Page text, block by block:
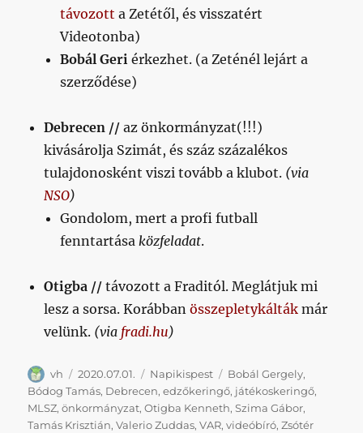
távozott a Zetétől, és visszatért
Videotonba)
Bobál Geri érkezhet. (a Zeténél lejárt a
szerződése)
Debrecen //az önkormányzat(!!!)
kivásárolja Szimát, és száz százalékos
tulajdonosként viszi tovább a klubot. (via
NSO)
Gondolom, mert a profi futball
fenntartásaközfeladat.
Otigba // távozott a Fraditól. Meglátjuk mi
lesz a sorsa. Korábbanösszepletykálták már
velünk. (via fradi.hu)
Szerző
vh Közzétéve
2020.07.01. Kategória
Napikispest Címke
Bobál Gergely,
Bódog Tamás, Debrecen,edzőkeringő, játékoskeringő,
MLSZ,önkormányzat,Otigba Kenneth,Szima Gábor,
Tamás Krisztián,Valerio Zuddas,VAR,videóbíró,Zsótér